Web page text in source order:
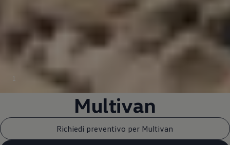
1
Multivan
Richiedi preventivo per Multivan